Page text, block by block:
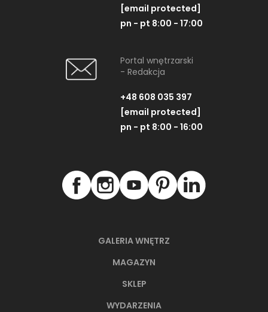
GALERIA WNĘTRZ
MAGAZYN
SKLEP
WYDARZENIA
[email protected]
pn - pt 8:00 - 17:00
Portal wnętrzarski
- Redakcja
+48 608 035 397
[email protected]
pn - pt 8:00 - 16:00